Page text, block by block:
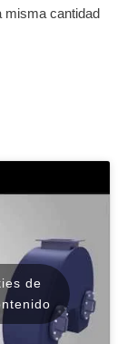
misma cantidad
de